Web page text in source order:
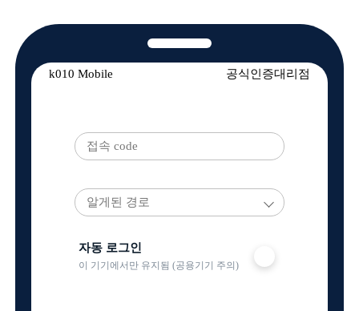
알게된 경로
자동 로그인
이 기기에서만 유지됨 (공용기기 주의)